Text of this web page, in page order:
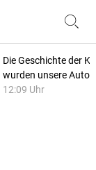
Die Geschichte der
wurden unsere
12:09 Uhr